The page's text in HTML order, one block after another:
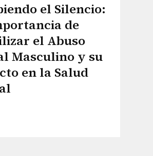
el Silencio:
de
el Abuso
Masculino y su
en la Salud